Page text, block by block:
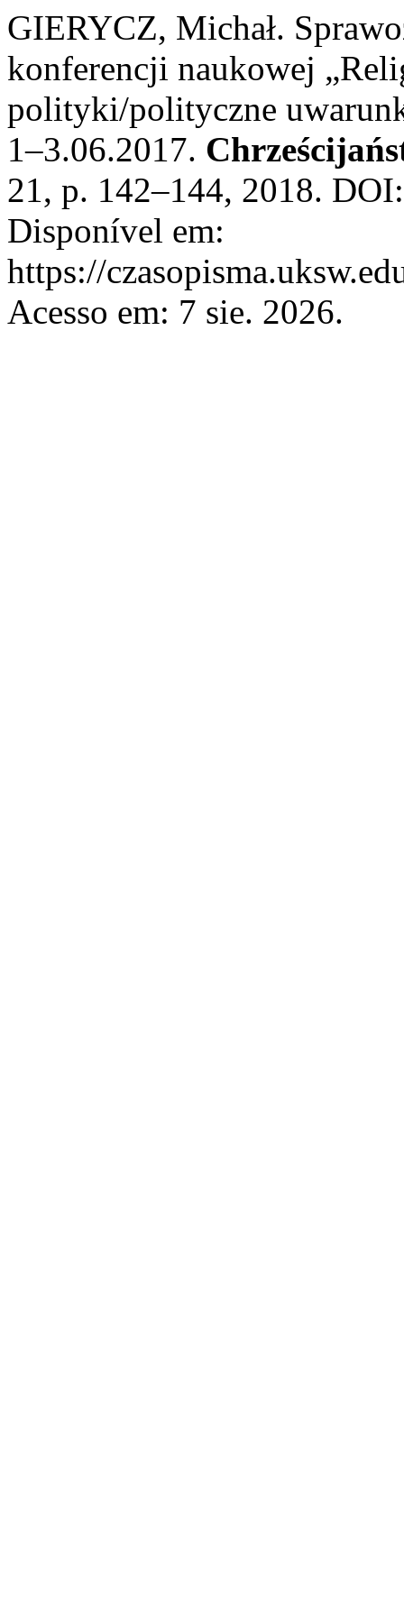
GIERYCZ, Michał.
konferencji naukowej
polityki/polityczne
1–3.06.2017.
21, p. 142–144, 2018.
Disponível em:
https://
Acesso em: 7 sie. 2026.